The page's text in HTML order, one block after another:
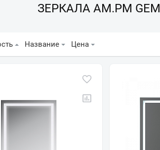
ЗЕРКАЛА AM.PM GEM
Название Цена